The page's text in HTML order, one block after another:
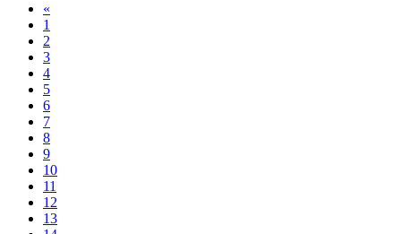
«
1
2
3
4
5
6
7
8
9
10
11
12
13